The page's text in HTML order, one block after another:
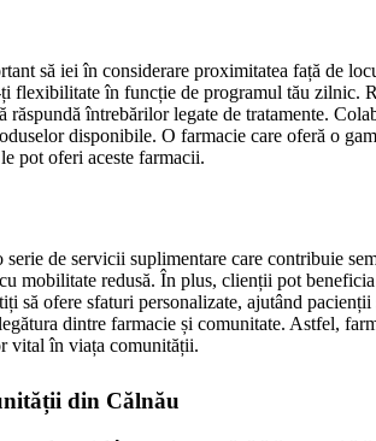
să iei în considerare proximitatea față de
flexibilitate în funcție de programul tău zilnic.
întrebărilor legate de tratamente.
disponibile. O farmacie care oferă o
pot oferi aceste farmacii.
de servicii suplimentare care contribuie
mobilitate redusă. În plus, clienții pot
să ofere sfaturi personalizate, ajutând
dintre farmacie și comunitate. Astfel,
vital în viața comunității.
din Călnău